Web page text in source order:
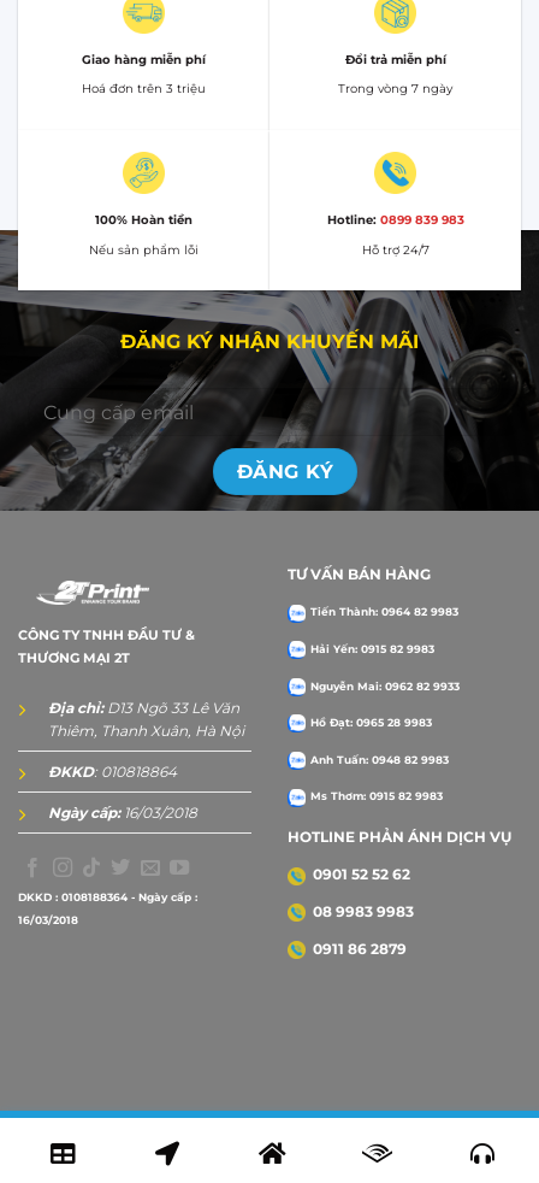
Giao hàng miễn phí
Hoá đơn trên 3 triệu
Đổi trả miễn phí
Trong vòng 7 ngày
100% Hoàn tiền
Nếu sản phẩm lỗi
Hotline: 0899 839 983
Hỗ trợ 24/7
ĐĂNG KÝ NHẬN KHUYẾN MÃI
CÔNG TY TNHH ĐẦU TƯ &
THƯƠNG MẠI 2T
Địa chỉ:D13 Ngõ 33 Lê Văn
Thiêm, Thanh Xuân, Hà Nội
ĐKKD: 010818864
Ngày cấp:16/03/2018
DKKD : 0108188364 - Ngày cấp :
16/03/2018
TƯ VẤN BÁN HÀNG
Tiến Thành: 0964 82 9983
Hải Yến: 0915 82 9983
Nguyễn Mai: 0962 82 9933
Hồ Đạt: 0965 28 9983
Anh Tuấn: 0948 82 9983
Ms Thơm: 0915 82 9983
HOTLINE PHẢN ÁNH DỊCH VỤ
0901 52 52 62
08 9983 9983
0911 86 2879